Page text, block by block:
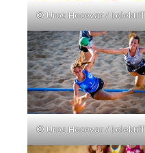
© Uros Hocevar / kolektiff
© Uros Hocevar / kolektiff